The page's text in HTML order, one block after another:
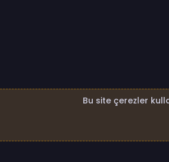
Bu site çerezler